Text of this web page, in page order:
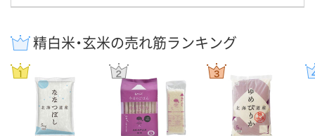
精白米・玄米の売れ筋ランキング